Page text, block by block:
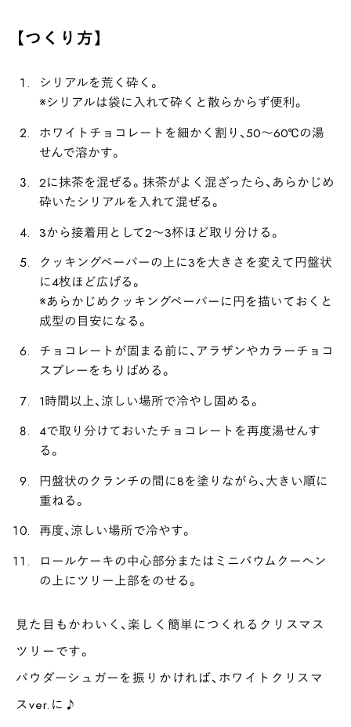
INTERVIEW
Ocha SURU? Lab.
PAUSE & INSPIRE
COLOURS BY CHAGOCORO
【つくり方】
シリアルを荒く砕く。
※シリアルは袋に入れて砕くと散らからず便利。
ホワイトチョコレートを細かく割り、50～60℃の湯
せんで溶かす。
2に抹茶を混ぜる。抹茶がよく混ざったら、あらかじめ
砕いたシリアルを入れて混ぜる。
3から接着用として2～3杯ほど取り分ける。
クッキングペーパーの上に3を大きさを変えて円盤状
に4枚ほど広げる。
※あらかじめクッキングペーパーに円を描いておくと
成型の目安になる。
チョコレートが固まる前に、アラザンやカラーチョコ
スプレーをちりばめる。
1時間以上、涼しい場所で冷やし固める。
4で取り分けておいたチョコレートを再度湯せんす
る。
円盤状のクランチの間に8を塗りながら、大きい順に
重ねる。
再度、涼しい場所で冷やす。
ロールケーキの中心部分またはミニバウムクーヘン
の上にツリー上部をのせる。
見た目もかわいく、楽しく簡単につくれるクリスマス
ツリーです。
パウダーシュガーを振りかければ、ホワイトクリスマ
スver.に♪